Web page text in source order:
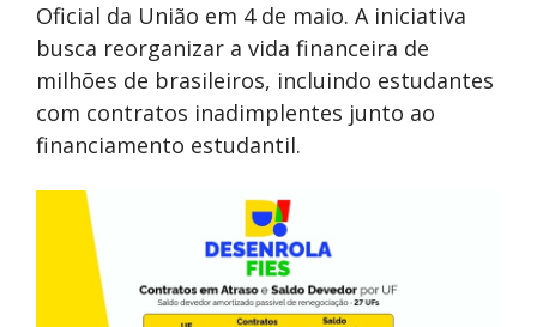
Oficial da União em 4 de maio. A iniciativa
busca reorganizar a vida financeira de
milhões de brasileiros, incluindo estudantes
com contratos inadimplentes junto ao
financiamento estudantil.